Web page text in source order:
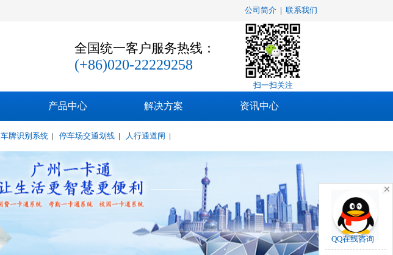
公司简介 | 联系我们
扫一扫关注
全国统一客户服务热线：
(+86)020-22229258
产品中心 解决方案 资讯中心
车牌识别系统 | 停车场交通划线 | 人行通道闸 |
QQ在线咨询